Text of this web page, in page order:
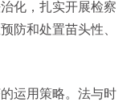
化，扎实开展检察
防和处置苗头性、
运用策略。法与时